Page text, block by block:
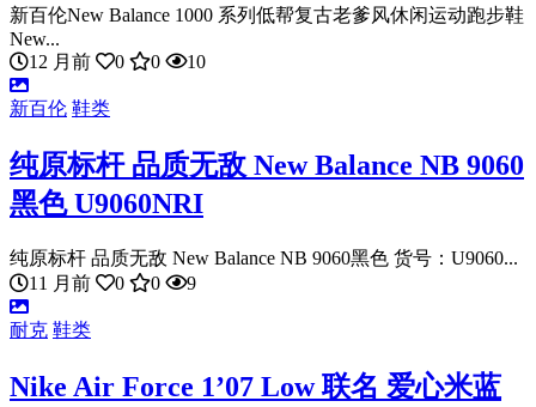
新百伦New Balance 1000 系列低帮复古老爹风休闲运动跑步鞋
New...
12 月前
0 0 10
新百伦 鞋类
纯原标杆 品质无敌 New Balance NB 9060
黑色 U9060NRI
纯原标杆 品质无敌 New Balance NB 9060黑色 货号：U9060...
11 月前
0 0 9
耐克 鞋类
Nike Air Force 1’07 Low 联名 爱心米蓝